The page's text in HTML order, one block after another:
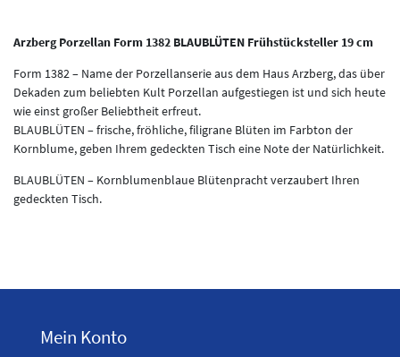
Arzberg Porzellan Form 1382 BLAUBLÜTEN Frühstücksteller 19 cm
Form 1382 – Name der Porzellanserie aus dem Haus Arzberg, das über
Dekaden zum beliebten Kult Porzellan aufgestiegen ist und sich heute
wie einst großer Beliebtheit erfreut.
BLAUBLÜTEN – frische, fröhliche, filigrane Blüten im Farbton der
Kornblume, geben Ihrem gedeckten Tisch eine Note der Natürlichkeit.
BLAUBLÜTEN – Kornblumenblaue Blütenpracht verzaubert Ihren
gedeckten Tisch.
Mein Konto